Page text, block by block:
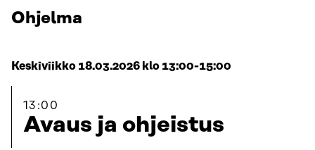
Ohjelma
Keskiviikko 18.03.2026 klo 13:00-15:00
13:00
Avaus ja ohjeistus